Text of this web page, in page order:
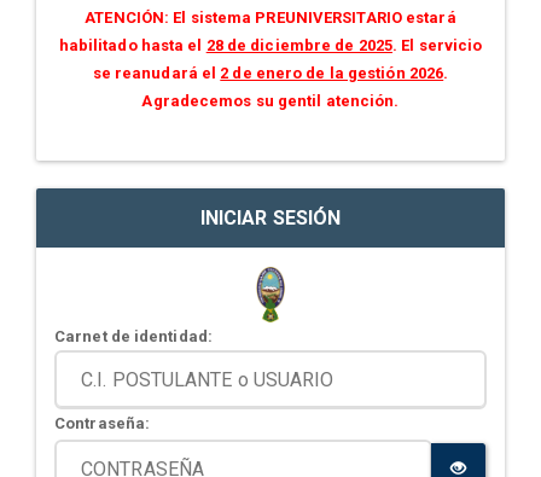
ATENCIÓN: El sistema PREUNIVERSITARIO estará
habilitado hasta el 28 de diciembre de 2025. El servicio
se reanudará el 2 de enero de la gestión 2026.
Agradecemos su gentil atención.
INICIAR SESIÓN
Carnet de identidad:
Contraseña: